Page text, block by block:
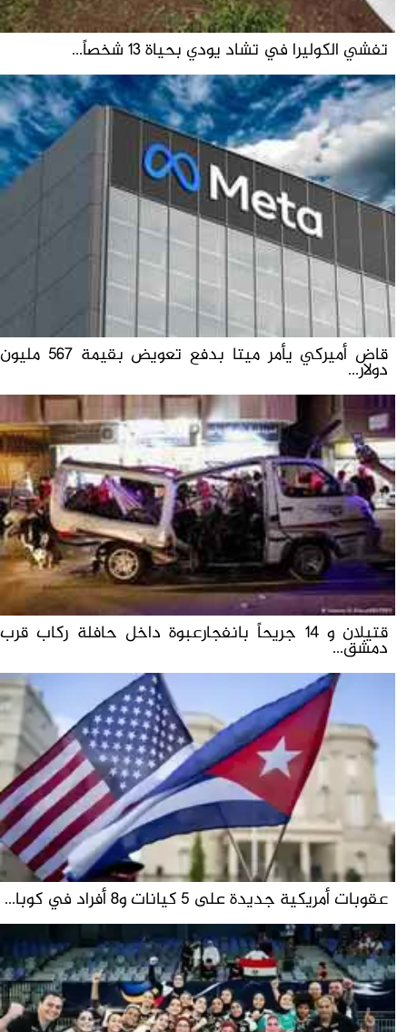
تفشي الكوليرا في تشاد يودي بحياة 13 شخصاً...
قاض أميركي يأمر ميتا بدفع تعويض بقيمة 567 مليون
دولار...
قتيلان و 14 جريحاً بانفجارعبوة داخل حافلة ركاب قرب
دمشق...
عقوبات أمريكية جديدة على 5 كيانات و8 أفراد في كوبا...